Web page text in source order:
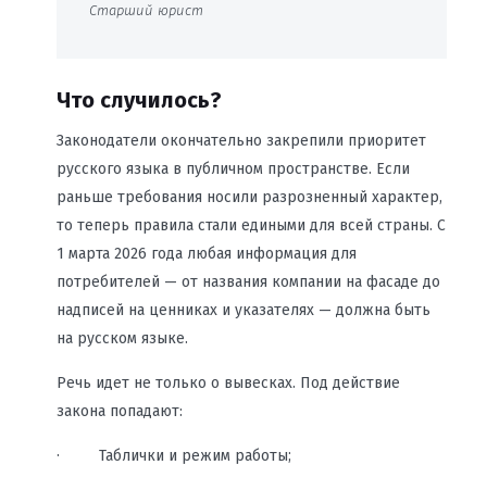
Что случилось?
Старший юрист
Законодатели окончательно закрепили приоритет
русского языка в публичном пространстве. Если
раньше требования носили разрозненный характер,
то теперь правила стали едиными для всей страны. С
1 марта 2026 года любая информация для
потребителей — от названия компании на фасаде до
надписей на ценниках и указателях — должна быть
на русском языке.
Речь идет не только о вывесках. Под действие
закона попадают:
· Таблички и режим работы;